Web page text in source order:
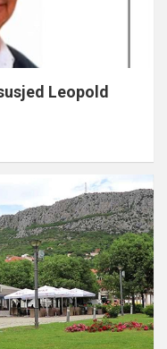
Leopold